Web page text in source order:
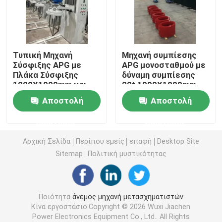
Φούρνος ξήρανσης μετασχηματιστή
Μηχανή χύτευσης ρητίνης υπό κενό
Συσκευή έγχυσης ανάμιξης κενού
Σκηνοθεσία με κενό
Κέντρο τραύματος μετασχηματιστή
ΚΡΟ ΚΡΝΟ
Τυπική Μηχανή
Σύσφιξης APG με
Πλάκα Σύσφιξης
1000X1000mm και
Δύναμη Σύσφιξης 22t
για Καλούπια CT PT
Μετασχηματιστών
Αποστολή
Μηχανή συμπίεσης
APG μονοσταθμού με
δύναμη συμπίεσης
22t 1000X1000mm
πλάκα και
250X1650mm
εγκεφαλικό
ηποξυγόνου ρητίνης
Αποστολή
Αρχική Σελίδα Περίπου εμείς επαφή
Desktop Site
Sitemap
Πολιτική μυστικότητας
Ποιότητα άνεμος μηχανή μετασχηματιστών
Κίνα εργοστάσιο.Copyright © 2026 Wuxi Jiachen
Power Electronics Equipment Co., Ltd.. All Rights